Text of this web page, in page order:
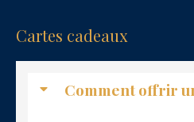
Cartes cadeaux
Comment offrir